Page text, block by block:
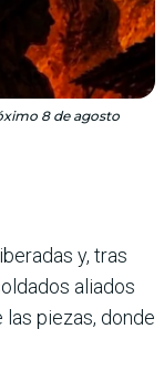
8 de agosto
y, tras
aliados
las piezas, donde